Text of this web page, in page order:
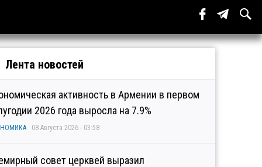
Лента новостей
активность в Армении в первом
2026 года выросла на 7.9%
08 Августа 2026 - 03:58
совет церквей выразил